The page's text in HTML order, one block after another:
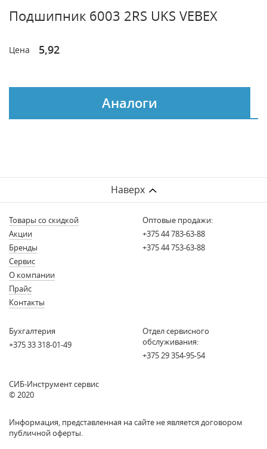
Подшипник 6003 2RS UKS VEBEX
Цена 5,92
Аналоги
Наверх
Товары со скидкой
Акции
Бренды
Сервис
О компании
Прайс
Контакты
Оптовые продажи:
+375 44 783-63-88
+375 44 753-63-88
Бухгалтерия
+375 33 318-01-49
Отдел сервисного
обслуживания:
+375 29 354-95-54
СИБ-Инструмент сервис
© 2020
Информация, представленная на сайте не является договором
публичной оферты.